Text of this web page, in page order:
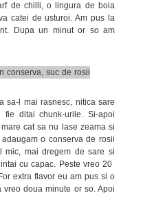
de chilli, o lingura de boia
catei de usturoi. Am pus la
Dupa un minut or so am
sa-l mai rasnesc, nitica sare
fie ditai chunk-urile. Si-apoi
cat sa nu lase zeama si
o conserva de rosii
mic, mai dregem de sare si
cu capac. Peste vreo 20
extra flavor eu am pus si o
doua minute or so. Apoi